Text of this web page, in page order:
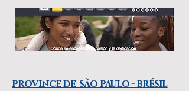
province de são paulo - brésil